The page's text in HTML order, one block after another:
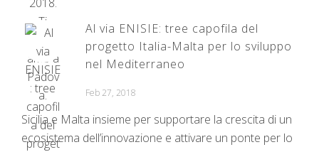
Al via ENISIE: tree capofila del
progetto Italia-Malta per lo sviluppo
nel Mediterraneo
Feb 27, 2018
Sicilia e Malta insieme per supportare la crescita di un
ecosistema dell’innovazione e attivare un ponte per lo